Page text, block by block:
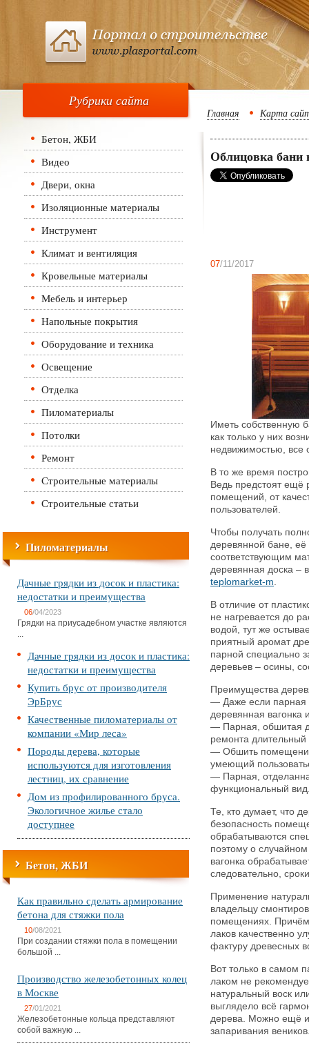
Рубрики сайта
Бетон, ЖБИ
Видео
Двери, окна
Изоляционные материалы
Инструмент
Климат и вентиляция
Кровельные материалы
Мебель и интерьер
Напольные покрытия
Оборудование и техника
Освещение
Отделка
Пиломатериалы
Потолки
Ремонт
Строительные материалы
Строительные статьи
Пиломатериалы
Дачные грядки из досок и пластика:
недостатки и преимущества
06/04/2023
Грядки на приусадебном участке являются
...
Дачные грядки из досок и пластика:
недостатки и преимущества
Купить брус от производителя
ЭрБрус
Качественные пиломатериалы от
компании «Мир леса»
Породы дерева, которые
используются для изготовления
лестниц, их сравнение
Дом из профилированного бруса.
Экологичное жилье стало
доступнее
Бетон, ЖБИ
Как правильно сделать армирование
бетона для стяжки пола
10/08/2021
При создании стяжки пола в помещении
большой ...
Производство железобетонных колец
в Москве
27/01/2021
Железобетонные кольца представляют
собой важную ...
Главная Карта
Облицовка бани
07/11/2017
Иметь собственную
как только у них
недвижимостью, все
В то же время
Ведь предстоят ещё
помещений, от
пользователей.
Чтобы получать
деревянной бане,
соответствующим
деревянная доска –
teplomarket-m.
В отличие от
не нагревается до
водой, тут же
приятный аромат
парной специально
деревьев – осины,
Преимущества
— Даже если парная
деревянная вагонка
— Парная, обшитая
ремонта длительный
— Обшить
умеющий
— Парная,
функциональный
Те, кто думает, что
безопасность
обрабатываются
поэтому о
вагонка
следовательно,
Применение
владельцу
помещениях.
лаков качественно
фактуру древесных
Вот только в самом
лаком не
натуральный воск
выглядело всё
дерева. Можно ещё
запаривания